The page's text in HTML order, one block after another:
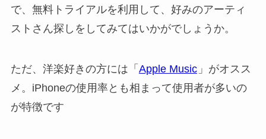
で、無料トライアルを利用して、好みのアーティ
ストさん探しをしてみてはいかがでしょうか。
ただ、洋楽好きの方には「 Apple Music 」がオスス
メ。iPhoneの使用率とも相まって使用者が多いの
が特徴です